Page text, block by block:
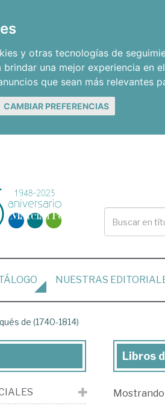
y otras tecnologías de
brindar una mejor experiencia en
que sean más relevantes
CAMBIAR PREFERENCIAS
NUESTRAS
de (1740-1814)
Libros
Sade,
Libros
Mostrando